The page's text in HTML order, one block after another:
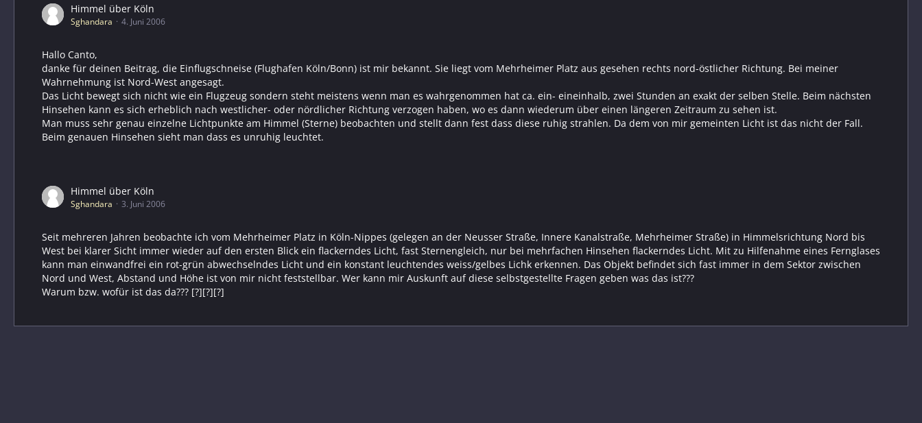
Himmel über Köln
Sghandara 4. Juni 2006
Hallo Canto,
danke für deinen Beitrag, die Einflugschneise (Flughafen Köln/Bonn) ist mir bekannt. Sie liegt vom Mehrheimer Platz aus gesehen rechts nord-östlicher Richtung. Bei meiner
Wahrnehmung ist Nord-West angesagt.
Das Licht bewegt sich nicht wie ein Flugzeug sondern steht meistens wenn man es wahrgenommen hat ca. ein- eineinhalb, zwei Stunden an exakt der selben Stelle. Beim nächsten
Hinsehen kann es sich erheblich nach westlicher- oder nördlicher Richtung verzogen haben, wo es dann wiederum über einen längeren Zeitraum zu sehen ist.
Man muss sehr genau einzelne Lichtpunkte am Himmel (Sterne) beobachten und stellt dann fest dass diese ruhig strahlen. Da dem von mir gemeinten Licht ist das nicht der Fall.
Beim genauen Hinsehen sieht man dass es unruhig leuchtet.
Himmel über Köln
Sghandara 3. Juni 2006
Seit mehreren Jahren beobachte ich vom Mehrheimer Platz in Köln-Nippes (gelegen an der Neusser Straße, Innere Kanalstraße, Mehrheimer Straße) in Himmelsrichtung Nord bis
West bei klarer Sicht immer wieder auf den ersten Blick ein flackerndes Licht, fast Sternengleich, nur bei mehrfachen Hinsehen flackerndes Licht. Mit zu Hilfenahme eines Fernglases
kann man einwandfrei ein rot-grün abwechselndes Licht und ein konstant leuchtendes weiss/gelbes Lichk erkennen. Das Objekt befindet sich fast immer in dem Sektor zwischen
Nord und West, Abstand und Höhe ist von mir nicht feststellbar. Wer kann mir Auskunft auf diese selbstgestellte Fragen geben was das ist???
Warum bzw. wofür ist das da??? [?][?][?]